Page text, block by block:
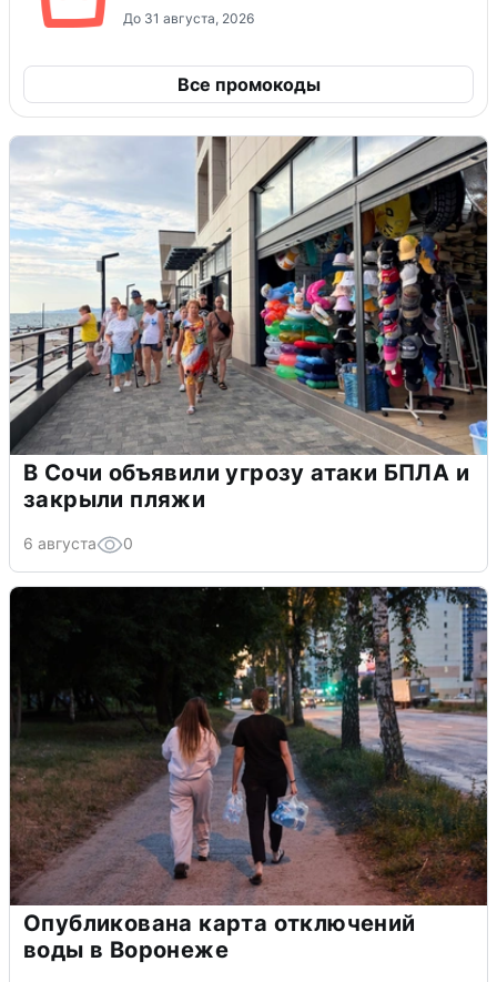
До 31 августа, 2026
Все промокоды
В Сочи объявили угрозу атаки БПЛА и
закрыли пляжи
6 августа 0
Опубликована карта отключений
воды в Воронеже